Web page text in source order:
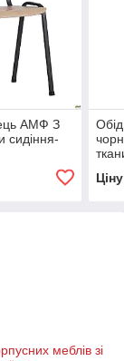
АМФ З
сидіння-
меблів зі